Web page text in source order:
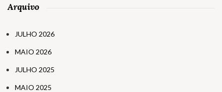
Arquivo
JULHO 2026
MAIO 2026
JULHO 2025
MAIO 2025